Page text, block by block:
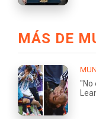
MÁS DE
"No